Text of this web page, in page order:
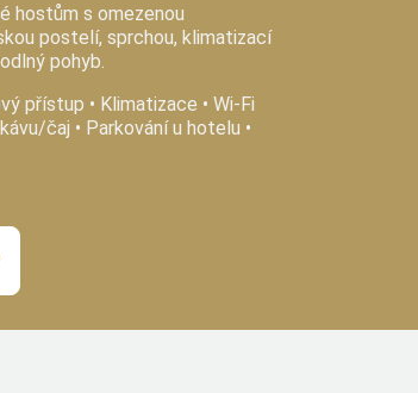
hostům s omezenou
postelí, sprchou, klimatizací
pohyb.
přístup • Klimatizace • Wi-Fi
čaj • Parkování u hotelu •